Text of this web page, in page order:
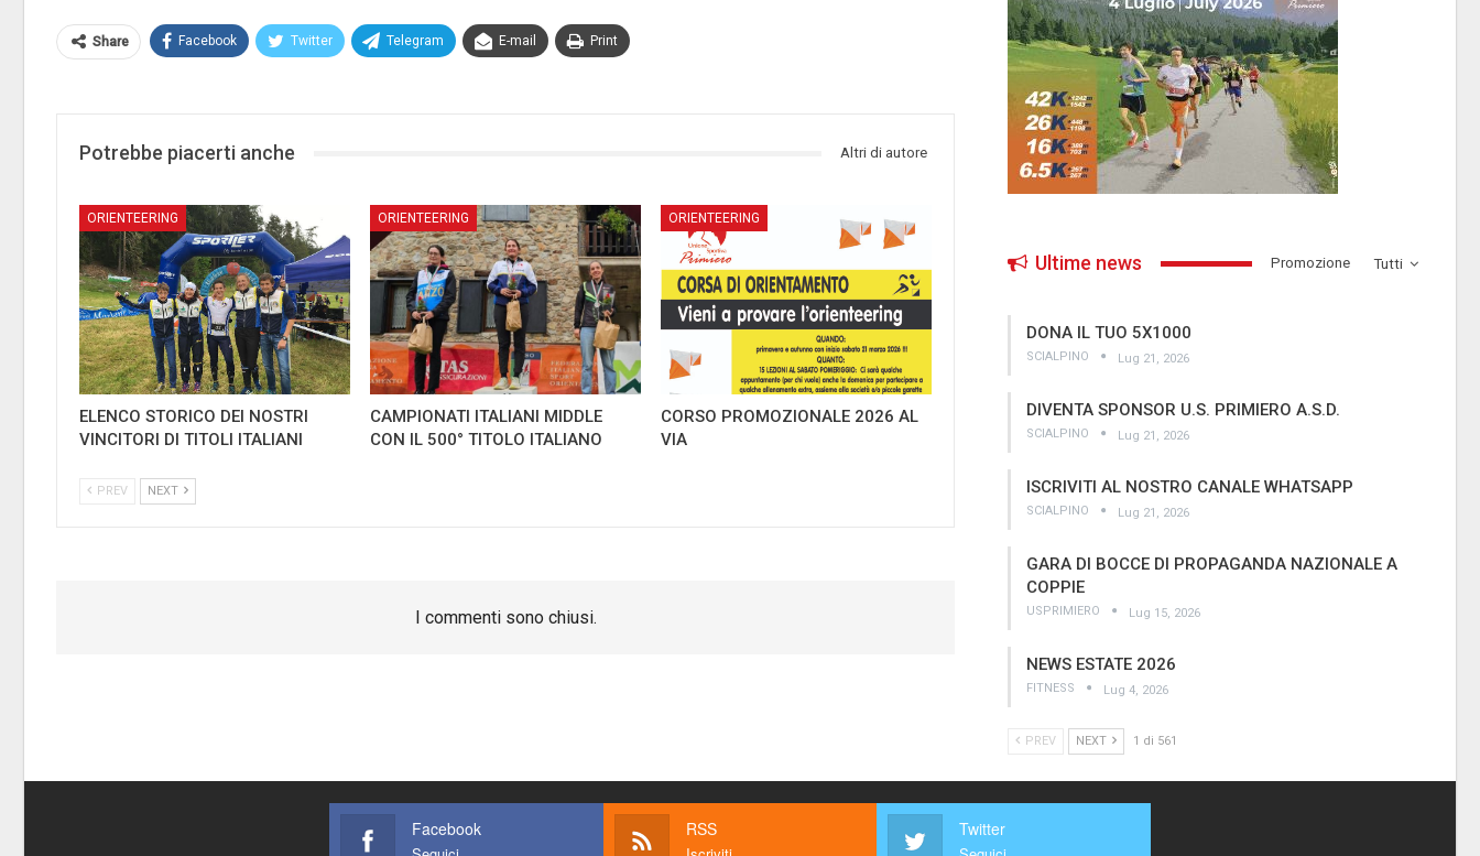
Share Facebook Twitter Telegram E-mail Print
Potrebbe piacerti anche Altri di autore
ORIENTEERING
ELENCO STORICO DEI NOSTRI
VINCITORI DI TITOLI ITALIANI
ORIENTEERING
CAMPIONATI ITALIANI MIDDLE
CON IL 500° TITOLO ITALIANO
ORIENTEERING
CORSO PROMOZIONALE 2026 AL
VIA
PREV NEXT
I commenti sono chiusi.
Tutti
Ultime news ­Promozione
DONA IL TUO 5X1000
SCIALPINO Lug 21, 2026
DIVENTA SPONSOR U.S. PRIMIERO A.S.D.
SCIALPINO Lug 21, 2026
ISCRIVITI AL NOSTRO CANALE WHATSAPP
SCIALPINO Lug 21, 2026
GARA DI BOCCE DI PROPAGANDA NAZIONALE A
COPPIE
USPRIMIERO Lug 15, 2026
NEWS ESTATE 2026
FITNESS Lug 4, 2026
PREV NEXT 1 di 561
Facebook RSS Twitter